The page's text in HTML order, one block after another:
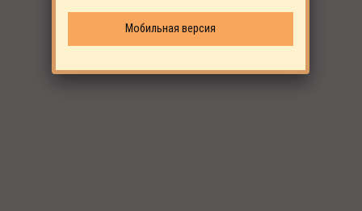
Мобильная версия